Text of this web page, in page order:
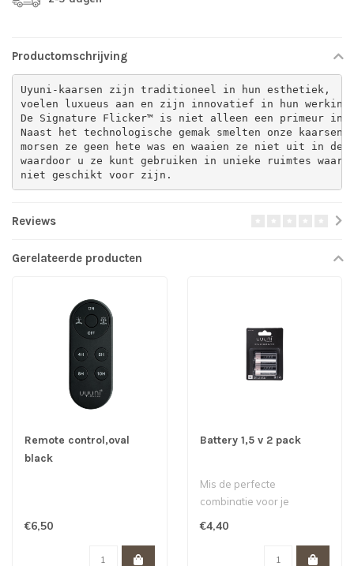
Productomschrijving
Uyuni-kaarsen zijn traditioneel in hun esthetiek,
voelen luxueus aan en zijn innovatief in hun
De Signature Flicker™ is niet alleen een primeur in
Naast het technologische gemak smelten onze
morsen ze geen hete was en waaien ze niet uit in de
waardoor u ze kunt gebruiken in unieke ruimtes
niet geschikt voor zijn.
Reviews
Gerelateerde producten
Remote control,oval
black
€6,50
Battery 1,5 v 2 pack
Mis de perfecte
combinatie voor je
€4,40